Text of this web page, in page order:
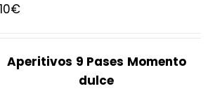
€
Aperitivos 9 Pases Momento
dulce